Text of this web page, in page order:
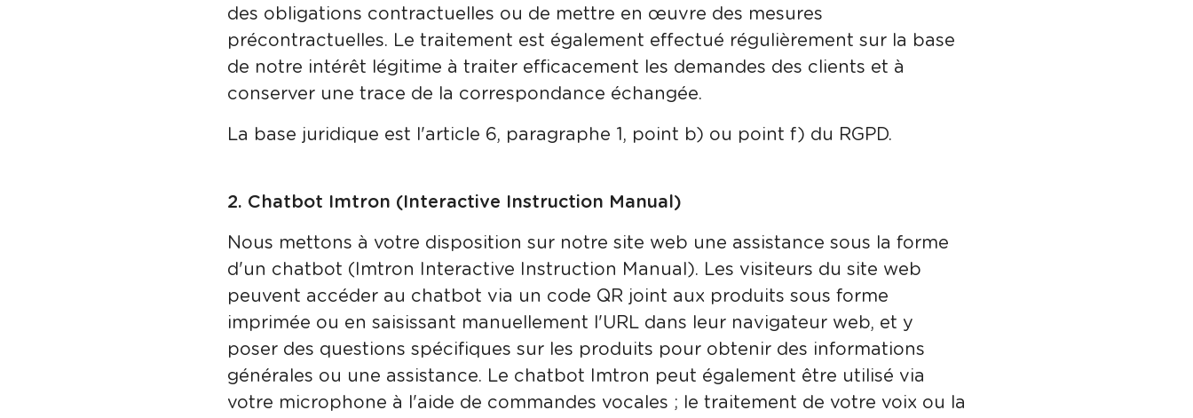
des obligations contractuelles ou de mettre en œuvre des mesures
précontractuelles. Le traitement est également effectué régulièrement sur la base
de notre intérêt légitime à traiter efficacement les demandes des clients et à
conserver une trace de la correspondance échangée.
La base juridique est l'article 6, paragraphe 1, point b) ou point f) du RGPD.
2. Chatbot Imtron (Interactive Instruction Manual)
Nous mettons à votre disposition sur notre site web une assistance sous la forme
d'un chatbot (Imtron Interactive Instruction Manual). Les visiteurs du site web
peuvent accéder au chatbot via un code QR joint aux produits sous forme
imprimée ou en saisissant manuellement l'URL dans leur navigateur web, et y
poser des questions spécifiques sur les produits pour obtenir des informations
générales ou une assistance. Le chatbot Imtron peut également être utilisé via
votre microphone à l'aide de commandes vocales ; le traitement de votre voix ou la